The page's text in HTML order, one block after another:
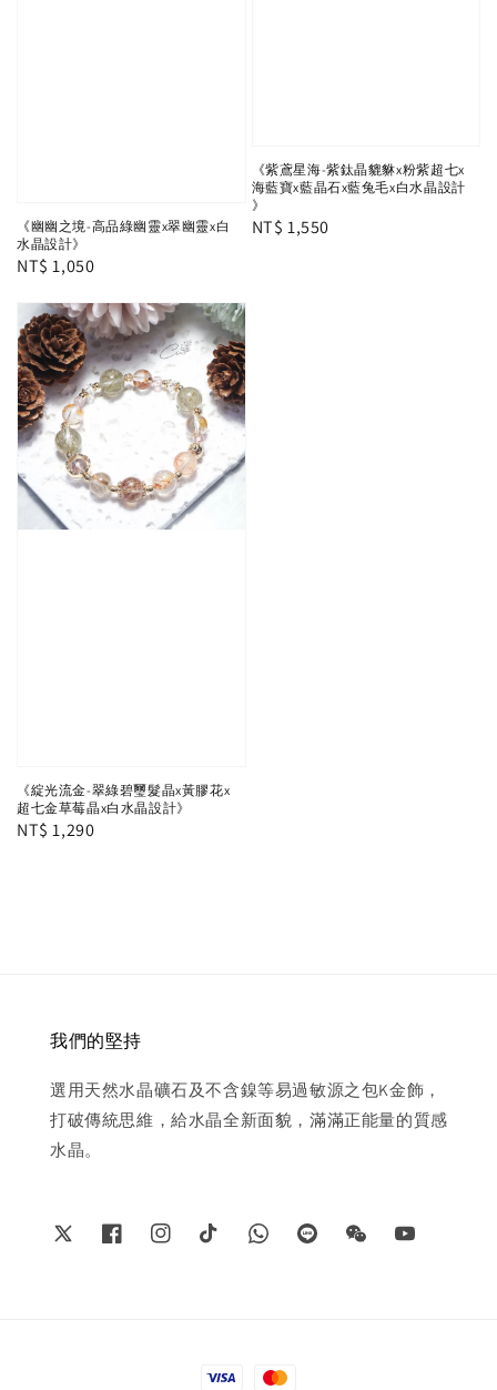
《幽幽之境-高品綠幽靈x翠幽靈x白
水晶設計》
Regular
NT$ 1,050
《紫鳶星海-紫鈦晶貔貅x粉紫超七x
海藍寶x藍晶石x藍兔毛x白水晶設計
》
Regular
NT$ 1,550
《綻光流金-翠綠碧璽髮晶x黃膠花x
超七金草莓晶x白水晶設計》
Regular
NT$ 1,290
我們的堅持
選用天然水晶礦石及不含鎳等易過敏源之包K金飾，
打破傳統思維，給水晶全新面貌，滿滿正能量的質感
水晶。